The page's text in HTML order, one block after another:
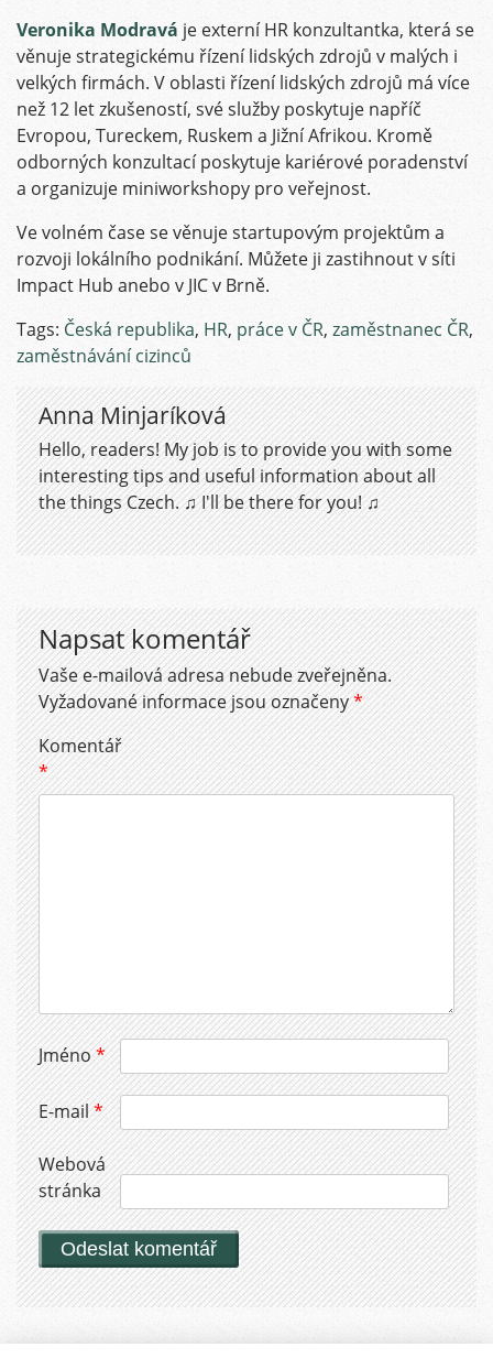
Veronika Modravá je externí HR konzultantka, která se
věnuje strategickému řízení lidských zdrojů v malých i
velkých firmách. V oblasti řízení lidských zdrojů má více
než 12 let zkušeností, své služby poskytuje napříč
Evropou, Tureckem, Ruskem a Jižní Afrikou. Kromě
odborných konzultací poskytuje kariérové poradenství
a organizuje miniworkshopy pro veřejnost.
Ve volném čase se věnuje startupovým projektům a
rozvoji lokálního podnikání. Můžete ji zastihnout v síti
Impact Hub anebo v JIC v Brně.
Tags: Česká republika, HR, práce v ČR, zaměstnanec ČR,
zaměstnávání cizinců
Anna Minjaríková
Hello, readers! My job is to provide you with some
interesting tips and useful information about all
the things Czech. ♫ I'll be there for you! ♫
Napsat komentář
Vaše e-mailová adresa nebude zveřejněna.
Vyžadované informace jsou označeny*
Komentář
*
Jméno*
E-mail*
Webová
stránka